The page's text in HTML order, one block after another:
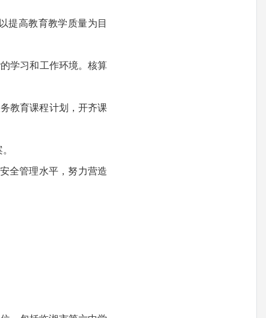
高教育教学质量为目
学习和工作环境。核算
教育课程计划，开齐课
全管理水平，努力营造